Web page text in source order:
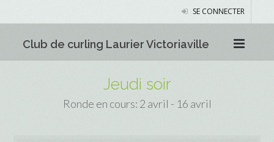
SE CONNECTER
Club de curling Laurier Victoriaville
Jeudi soir
Ronde en cours: 2 avril - 16 avril